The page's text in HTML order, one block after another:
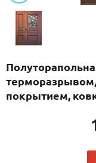
С реечным дизайном
ПО НАЗНАЧЕНИЮ
ПО КОНСТРУКЦИИ
покрытием,